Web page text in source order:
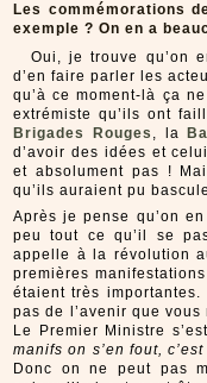
Les commémorations
exemple ? On en a
Oui, je trouve qu’on
d’en faire parler les
qu’à ce moment-là ça
extrémiste qu’ils ont
Brigades Rouges , la
d’avoir des idées et
et absolument pas !
qu’ils auraient pu
Après je pense qu’on
peu tout ce qu’il se
appelle à la révolution
premières
étaient très
pas de l’avenir que
Le Premier Ministre
manifs on s’en fout,
Donc on ne peut pas